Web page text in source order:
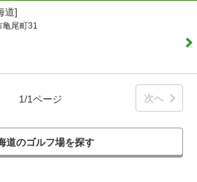
道]
亀尾町31
1/1ページ 次へ
道のゴルフ場を探す